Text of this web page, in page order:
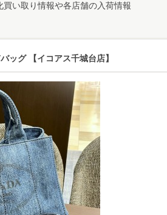
買い取り情報や各店舗の入荷情報
ッグ 【イコアス千城台店】